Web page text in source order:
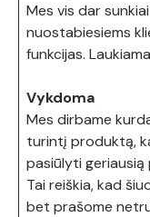
Mes vis dar
nuostabiesiems
funkcijas.
Vykdoma
Mes dirbame
turintį produktą,
pasiūlyti
Tai reiškia, kad
bet prašome